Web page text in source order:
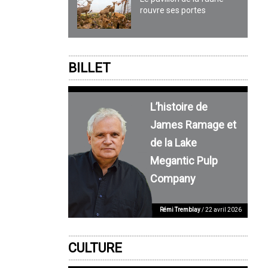
rouvre ses portes
BILLET
L’histoire de
James Ramage et
de la Lake
Megantic Pulp
Company
Rémi Tremblay/ 22 avril 2026
CULTURE